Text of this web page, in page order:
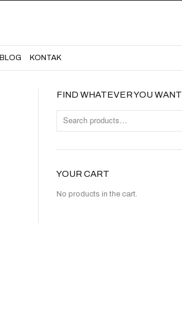
BLOG KONTAK
FIND WHATEVER YOU WANT
YOUR CART
No products in the cart.